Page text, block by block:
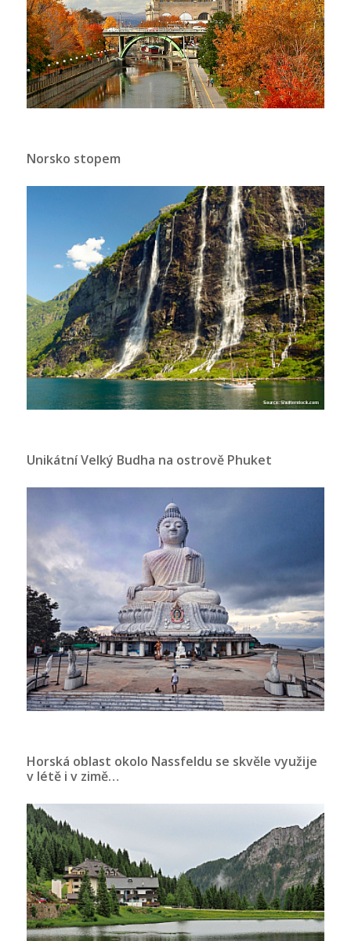
Norsko stopem
Unikátní Velký Budha na ostrově Phuket
Horská oblast okolo Nassfeldu se skvěle využije
v létě i v zimě…